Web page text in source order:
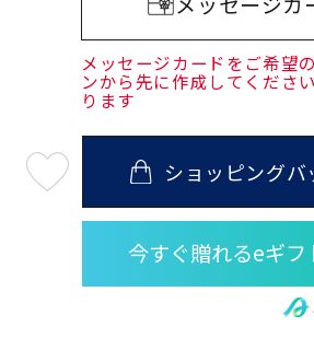
メッセージカードをご希望
ンから先に作成してくださ
ります
08
月
送
ショッピングバ